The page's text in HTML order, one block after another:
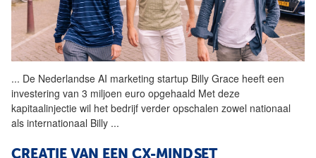
... De Nederlandse AI marketing startup Billy Grace heeft een
investering van 3 miljoen euro opgehaald Met deze
kapitaalinjectie wil het bedrijf verder opschalen zowel nationaal
als internationaal Billy ...
CREATIE VAN EEN CX-MINDSET